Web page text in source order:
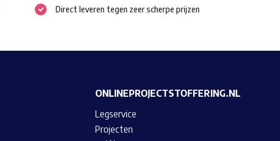
Direct leveren tegen zeer scherpe prijzen
ONLINEPROJECTSTOFFERING.NL
Legservice
Projecten